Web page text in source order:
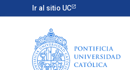
Ir al sitio UC